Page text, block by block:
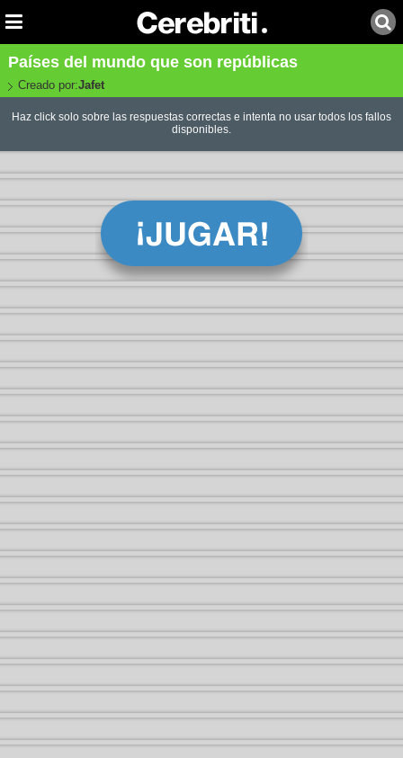
Países del mundo que son repúblicas
Creado por:Jafet
Haz click solo sobre las respuestas correctas e intenta no usar todos los fallos
disponibles.